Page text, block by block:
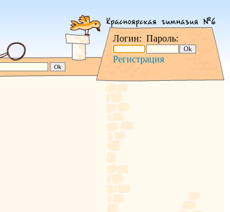
Логин: Пароль:
Регистрация